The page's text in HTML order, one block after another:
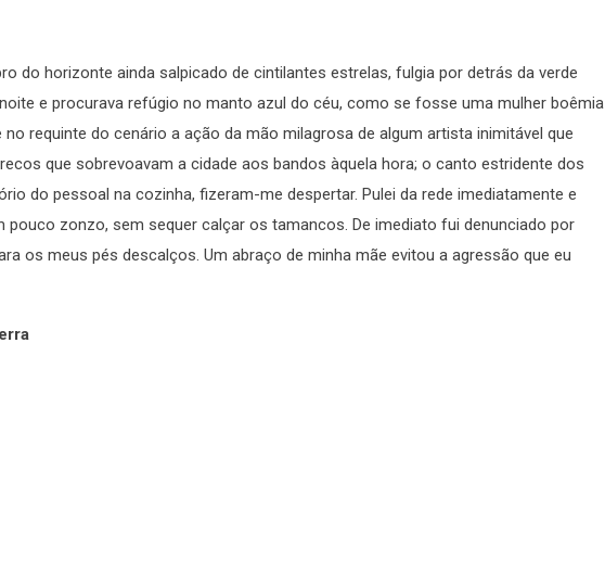
do horizonte ainda salpicado de cintilantes estrelas, fulgia por detrás da verde
e procurava refúgio no manto azul do céu, como se fosse uma mulher boêmia
requinte do cenário a ação da mão milagrosa de algum artista inimitável que
que sobrevoavam a cidade aos bandos àquela hora; o canto estridente dos
do pessoal na cozinha, fizeram-me despertar. Pulei da rede imediatamente e
zonzo, sem sequer calçar os tamancos. De imediato fui denunciado por
os meus pés descalços. Um abraço de minha mãe evitou a agressão que eu